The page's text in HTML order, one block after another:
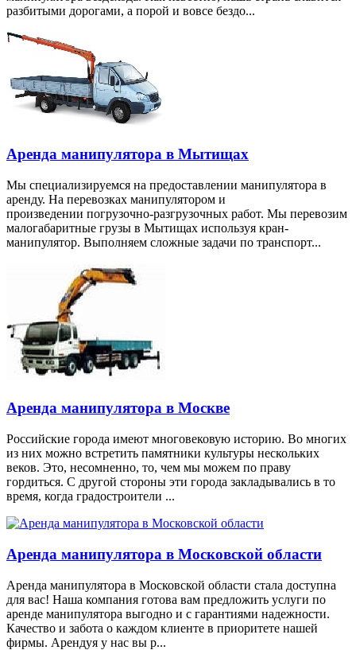
разбитыми дорогами, а порой и вовсе бездо...
Аренда манипулятора в Мытищах
Мы специализируемся на предоставлении манипулятора в
аренду. На перевозках манипулятором и
произведении погрузочно-разгрузочных работ. Мы перевозим
малогабаритные грузы в Мытищах используя кран-
манипулятор. Выполняем сложные задачи по транспорт...
Аренда манипулятора в Москве
Российские города имеют многовековую историю. Во многих
из них можно встретить памятники культуры нескольких
веков. Это, несомненно, то, чем мы можем по праву
гордиться. С другой стороны эти города закладывались в то
время, когда градостроители ...
Аренда манипулятора в Московской области
Аренда манипулятора в Московской области стала доступна
для вас! Наша компания готова вам предложить услуги по
аренде манипулятора выгодно и с гарантиями надежности.
Качество и забота о каждом клиенте в приоритете нашей
фирмы. Арендуя у нас вы р...